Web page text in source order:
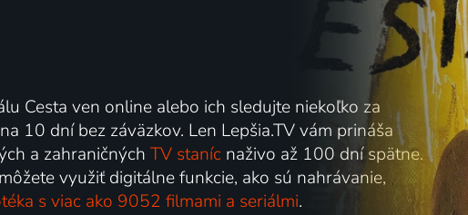
Cesta ven online alebo ich sledujte niekoľko za
10 dní bez záväzkov. Len Lepšia.TV vám prináša
a zahraničných TV stanícnaživo až 100 dní spätne.
využiť digitálne funkcie, ako sú nahrávanie,
s viac ako 9052 filmami a seriálmi.